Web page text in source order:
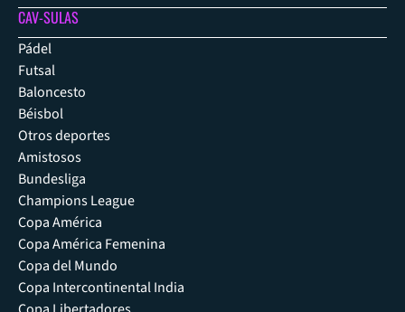
CAV-SULAS
Pádel
Futsal
Baloncesto
Béisbol
Otros deportes
Amistosos
Bundesliga
Champions League
Copa América
Copa América Femenina
Copa del Mundo
Copa Intercontinental India